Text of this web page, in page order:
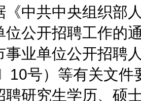
共中央组织部人
位公开招聘工作的
事业单位公开招聘
10号）等有关文
聘研究生学历、硕